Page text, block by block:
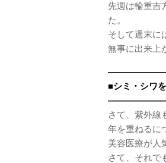
先週は輪重吉
た。
そして週末に
無事に出来上
■シミ・シワ
さて、紫外線
年を重ねるに
美容医療が人
さて、それで